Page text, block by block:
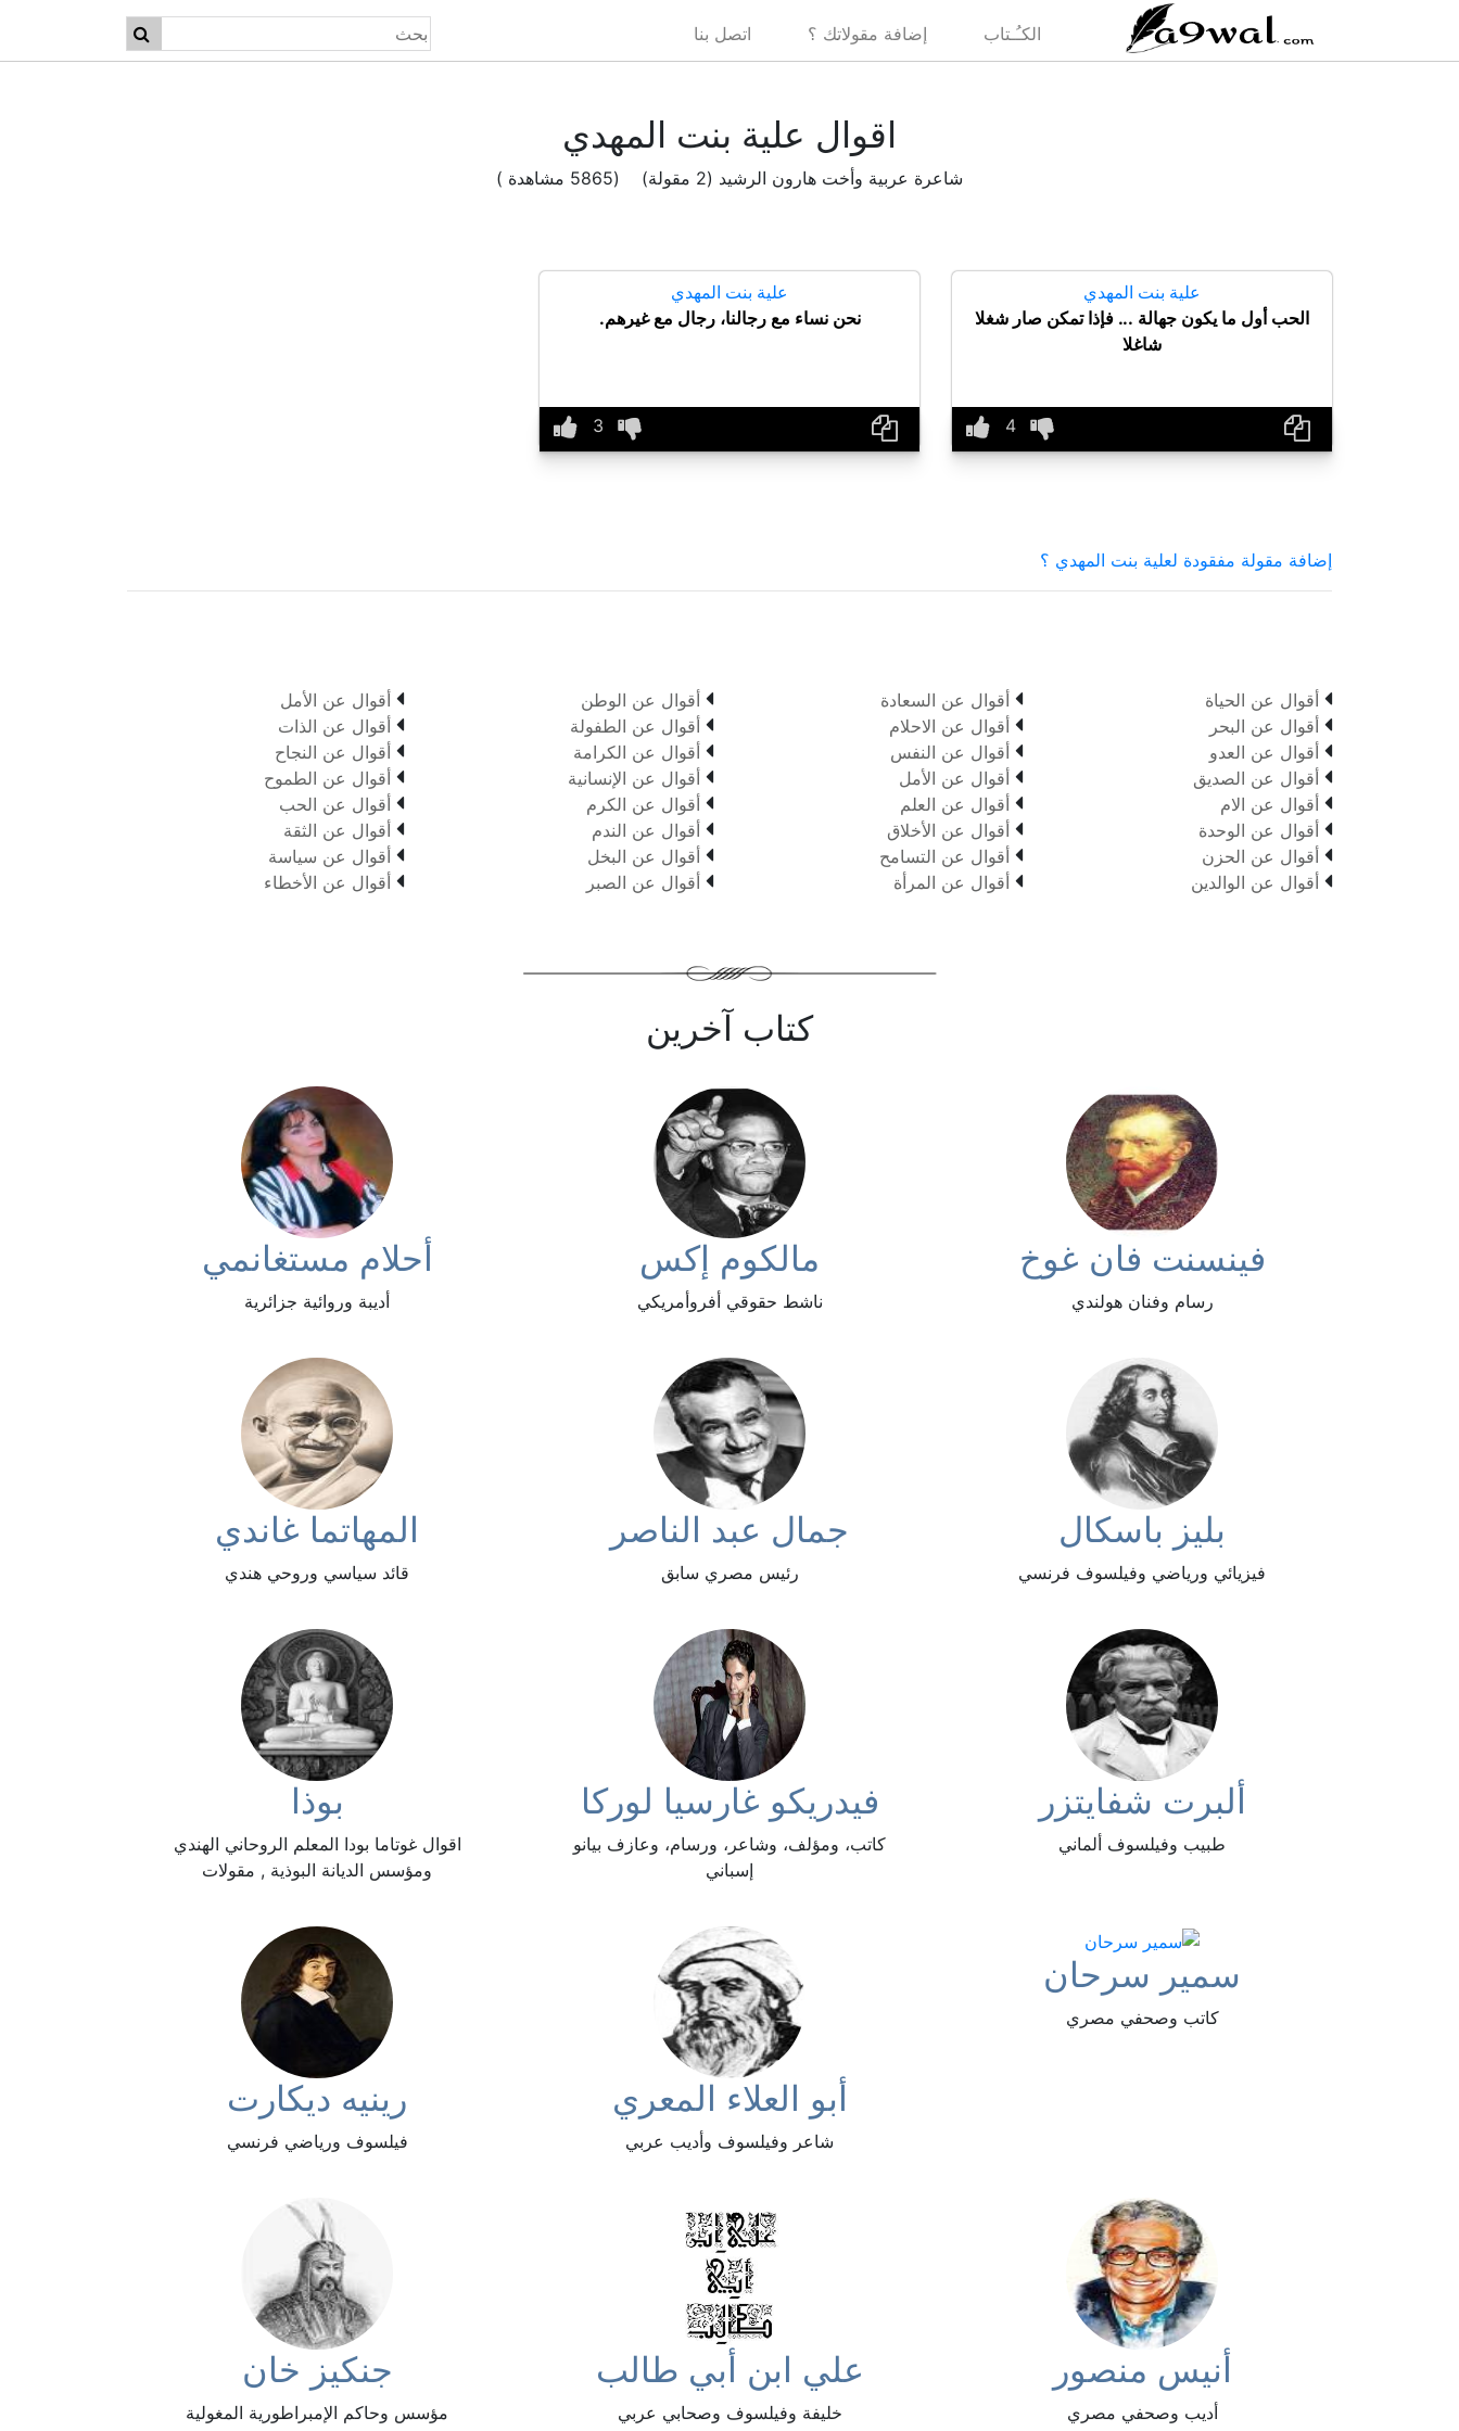
الكـُـتاب إضافة مقولاتك ؟ اتصل بنا
اقوال علية بنت المهدي
شاعرة عربية وأخت هارون الرشيد (2 مقولة) (5865 مشاهدة )
علية بنت المهدي
الحب أول ما يكون جهالة ... فإذا تمكن صار شغلا
شاغلا
علية بنت المهدي
نحن نساء مع رجالنا، رجال مع غيرهم.
إضافة مقولة مفقودة لعلية بنت المهدي ؟
 أقوال عن الحياة
 أقوال عن البحر
 أقوال عن العدو
 أقوال عن الصديق
 أقوال عن الام
 أقوال عن الوحدة
 أقوال عن الحزن
 أقوال عن الوالدين
 أقوال عن السعادة
 أقوال عن الاحلام
 أقوال عن النفس
 أقوال عن الأمل
 أقوال عن العلم
 أقوال عن الأخلاق
 أقوال عن التسامح
 أقوال عن المرأة
 أقوال عن الوطن
 أقوال عن الطفولة
 أقوال عن الكرامة
 أقوال عن الإنسانية
 أقوال عن الكرم
 أقوال عن الندم
 أقوال عن البخل
 أقوال عن الصبر
 أقوال عن الأمل
 أقوال عن الذات
 أقوال عن النجاح
 أقوال عن الطموح
 أقوال عن الحب
 أقوال عن الثقة
 أقوال عن سياسة
 أقوال عن الأخطاء
كتاب آخرين
فينسنت فان غوخ
رسام وفنان هولندي
مالكوم إكس
ناشط حقوقي أفروأمريكي
أحلام مستغانمي
أديبة وروائية جزائرية
بليز باسكال
فيزيائي ورياضي وفيلسوف فرنسي
جمال عبد الناصر
رئيس مصري سابق
المهاتما غاندي
قائد سياسي وروحي هندي
ألبرت شفايتزر
طبيب وفيلسوف ألماني
فيدريكو غارسيا لوركا
كاتب، ومؤلف، وشاعر، ورسام، وعازف بيانو
إسباني
بوذا
اقوال غوتاما بودا المعلم الروحاني الهندي
ومؤسس الديانة البوذية , مقولات
سمير سرحان
كاتب وصحفي مصري
أبو العلاء المعري
شاعر وفيلسوف وأديب عربي
رينيه ديكارت
فيلسوف ورياضي فرنسي
أنيس منصور
أديب وصحفي مصري
علي ابن أبي طالب
خليفة وفيلسوف وصحابي عربي
جنكيز خان
مؤسس وحاكم الإمبراطورية المغولية